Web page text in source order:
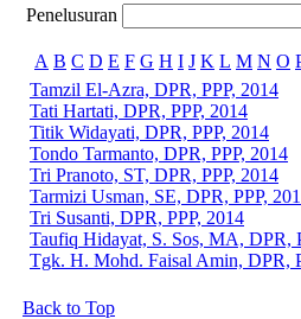
Penelusuran
A B C D E F G H I J K L M N O
Tamzil El-Azra, DPR, PPP, 2014
Tati Hartati, DPR, PPP, 2014
Titik Widayati, DPR, PPP, 2014
Tondo Tarmanto, DPR, PPP, 2014
Tri Pranoto, ST, DPR, PPP, 2014
Tarmizi Usman, SE, DPR, PPP,
Tri Susanti, DPR, PPP, 2014
Taufiq Hidayat, S. Sos, MA, DPR,
Tgk. H. Mohd. Faisal Amin, DPR,
Back to Top